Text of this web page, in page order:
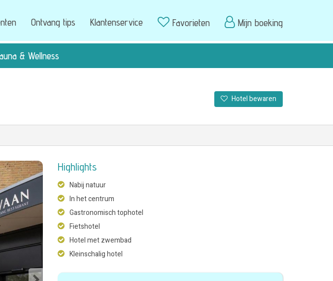
Ontvang tips Klantenservice Favorieten Mijn boeking
& Wellness
Hotel bewaren
Highlights
Nabij natuur
In het centrum
Gastronomisch tophotel
Fietshotel
Hotel met zwembad
Kleinschalig hotel